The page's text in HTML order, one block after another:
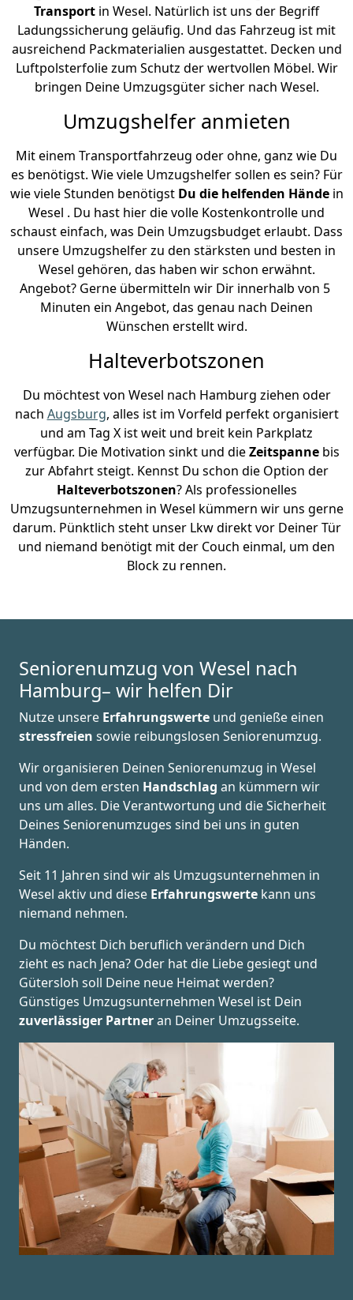
Transport in Wesel. Natürlich ist uns der Begriff
Ladungssicherung geläufig. Und das Fahrzeug ist mit
ausreichend Packmaterialien ausgestattet. Decken und
Luftpolsterfolie zum Schutz der wertvollen Möbel. Wir
bringen Deine Umzugsgüter sicher nach Wesel.
Umzugshelfer anmieten
Mit einem Transportfahrzeug oder ohne, ganz wie Du
es benötigst. Wie viele Umzugshelfer sollen es sein? Für
wie viele Stunden benötigst Du die helfenden Händein
Wesel . Du hast hier die volle Kostenkontrolle und
schaust einfach, was Dein Umzugsbudget erlaubt. Dass
unsere Umzugshelfer zu den stärksten und besten in
Wesel gehören, das haben wir schon erwähnt.
Angebot? Gerne übermitteln wir Dir innerhalb von 5
Minuten ein Angebot, das genau nach Deinen
Wünschen erstellt wird.
Halteverbotszonen
Du möchtest von Wesel nach Hamburg ziehen oder
nach Augsburg, alles ist im Vorfeld perfekt organisiert
und am Tag X ist weit und breit kein Parkplatz
verfügbar. Die Motivation sinkt und dieZeitspannebis
zur Abfahrt steigt. Kennst Du schon die Option der
Halteverbotszonen? Als professionelles
Umzugsunternehmen in Wesel kümmern wir uns gerne
darum. Pünktlich steht unser Lkw direkt vor Deiner Tür
und niemand benötigt mit der Couch einmal, um den
Block zu rennen.
Seniorenumzug von Wesel nach
Hamburg– wir helfen Dir
Nutze unsere Erfahrungswerte und genieße einen
stressfreien sowie reibungslosen Seniorenumzug.
Wir organisieren Deinen Seniorenumzug in Wesel
und von dem ersten Handschlag an kümmern wir
uns um alles. Die Verantwortung und die Sicherheit
Deines Seniorenumzuges sind bei uns in guten
Händen.
Seit 11 Jahren sind wir als Umzugsunternehmen in
Wesel aktiv und diese Erfahrungswerte kann uns
niemand nehmen.
Du möchtest Dich beruflich verändern und Dich
zieht es nach Jena? Oder hat die Liebe gesiegt und
Gütersloh soll Deine neue Heimat werden?
Günstiges Umzugsunternehmen Wesel ist Dein
zuverlässiger Partneran Deiner Umzugsseite.